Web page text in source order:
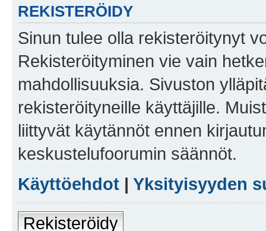
REKISTERÖIDY
Sinun tulee olla rekisteröitynyt
Rekisteröityminen vie vain
mahdollisuuksia. Sivuston
rekisteröityneille käyttäjille.
liittyvät käytännöt ennen
keskustelufoorumin säännöt.
Käyttöehdot | Yksityisyyden
Rekisteröidy